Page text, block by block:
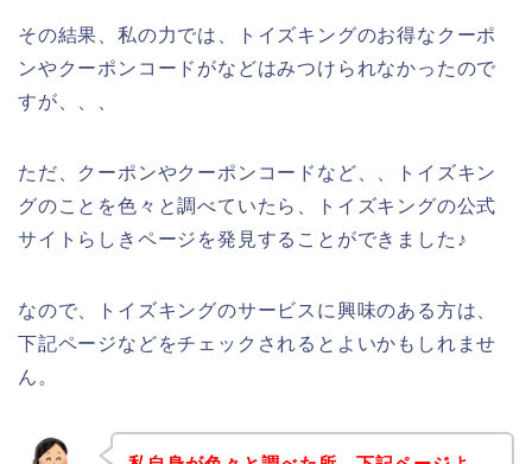
その結果、私の力では、トイズキングのお得なクーポ
ンやクーポンコードがなどはみつけられなかったので
すが、、、
ただ、クーポンやクーポンコードなど、、トイズキン
グのことを色々と調べていたら、トイズキングの公式
サイトらしきページを発見することができました♪
なので、トイズキングのサービスに興味のある方は、
下記ページなどをチェックされるとよいかもしれませ
ん。